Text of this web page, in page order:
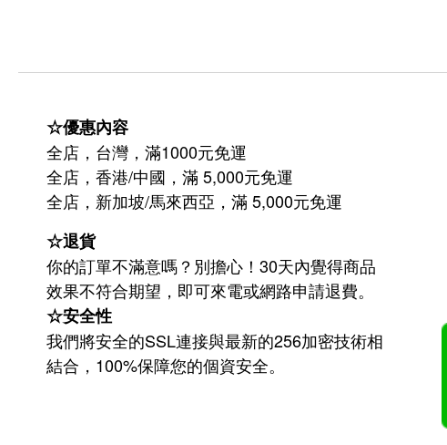
☆優惠內容
全店，台灣，滿1000元免運
全店，香港/中國，滿 5,000元免運
全店，新加坡/馬來西亞，滿 5,000元免運
☆退貨
你的訂單不滿意嗎？別擔心！30天內覺得商品
效果不符合期望，即可來電或網路申請退費。
☆安全性
我們將安全的SSL連接與最新的256加密技術相
結合，100%保障您的個資安全。